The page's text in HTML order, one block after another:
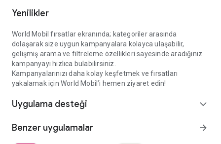
Yenilikler
World Mobil fırsatlar ekranında; kategoriler arasında
dolaşarak size uygun kampanyalara kolayca ulaşabilir,
gelişmiş arama ve filtreleme özellikleri sayesinde aradığınız
kampanyayı hızlıca bulabilirsiniz.
Kampanyalarınızı daha kolay keşfetmek ve fırsatları
yakalamak için World Mobil’i hemen ziyaret edin!
Uygulama desteği expand_more
Benzer uygulamalar arrow_forward